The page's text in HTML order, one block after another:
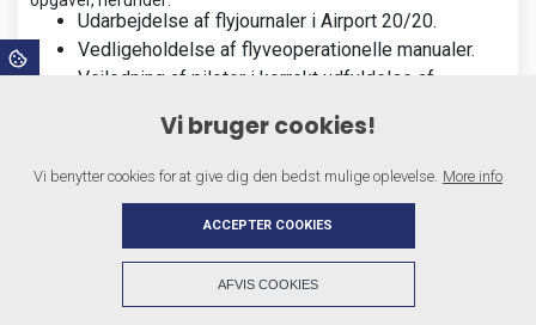
Udarbejdelse af flyjournaler i Airport 20/20.
Vedligeholdelse af flyveoperationelle manualer.
Vejledning af piloter i korrekt udfyldelse af
Kontrol af dagens flyvninger for at sikre, at alt
forløber som planlagt.
service til vores kunder.
Assistance ved charterfly i højsæsonen (maj-
Forpladsstyring, tildeling af standpladser og SLOT-
Vi forestiller os, at du:
Har en positiv indstilling og trives med varierende
selvstændigt og som en del af et team.
Hvad tilbyder vi?
Hos Greenland Airports Nuuk bliver du en del af en
+
Vi bruger cookies!
Vi benytter cookies for at give dig den bedst mulige oplevelse. More info
ACCEPTER COOKIES
AFVIS COOKIES